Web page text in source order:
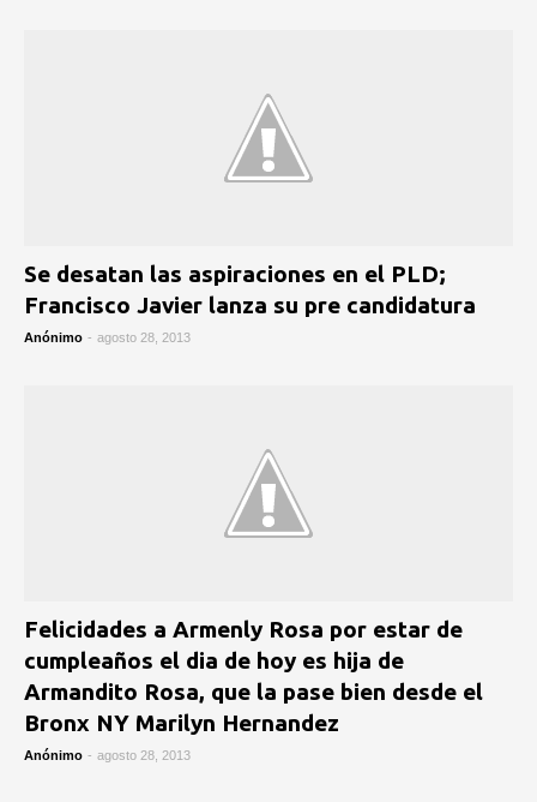
Se desatan las aspiraciones en el PLD;
Francisco Javier lanza su pre candidatura
Anónimo - agosto 28, 2013
Felicidades a Armenly Rosa por estar de
cumpleaños el dia de hoy es hija de
Armandito Rosa, que la pase bien desde el
Bronx NY Marilyn Hernandez
Anónimo - agosto 28, 2013